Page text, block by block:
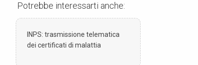
Potrebbe interessarti anche:
INPS: trasmissione telematica
dei certificati di malattia